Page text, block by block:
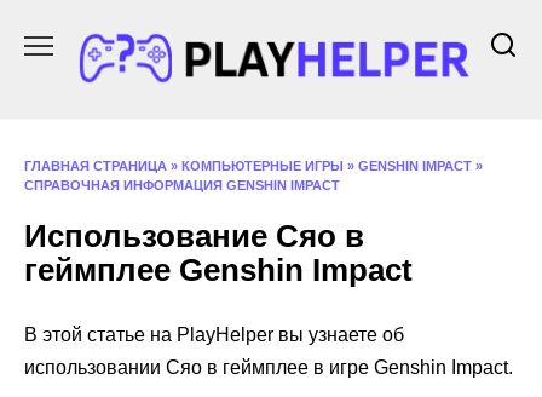
содержанию
ГЛАВНАЯ СТРАНИЦА » КОМПЬЮТЕРНЫЕ ИГРЫ » GENSHIN IMPACT »
СПРАВОЧНАЯ ИНФОРМАЦИЯ GENSHIN IMPACT
Использование Сяо в
геймплее Genshin Impact
В этой статье на PlayHelper вы узнаете об
использовании Сяо в геймплее в игре Genshin Impact.